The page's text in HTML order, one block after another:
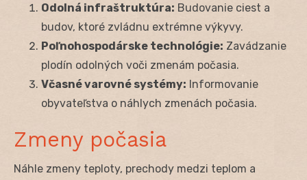
Odolná infraštruktúra: Budovanie ciest a
budov, ktoré zvládnu extrémne výkyvy.
Poľnohospodárske technológie: Zavádzanie
plodín odolných voči zmenám počasia.
Včasné varovné systémy: Informovanie
obyvateľstva o náhlych zmenách počasia.
Zmeny počasia
Náhle zmeny teploty, prechody medzi teplom a